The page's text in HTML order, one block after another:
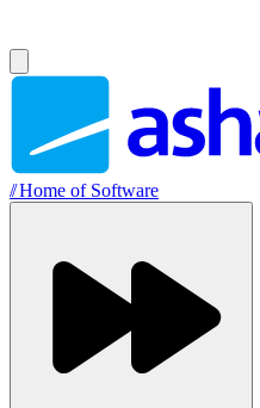
//Home of Software